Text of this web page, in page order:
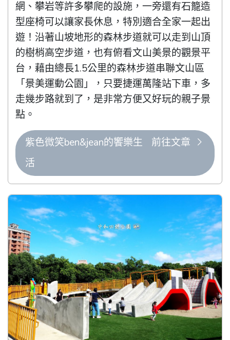
網、攀岩等許多攀爬的設施，一旁還有石籠造
型座椅可以讓家長休息，特別適合全家一起出
遊！沿著山坡地形的森林步道就可以走到山頂
的樹梢高空步道，也有俯看文山美景的觀景平
台，藉由總長1.5公里的森林步道串聯文山區
「景美運動公園」，只要捷運萬隆站下車，多
走幾步路就到了，是非常方便又好玩的親子景
點。
紫色微笑ben&jean的饗樂生
活
前往文章